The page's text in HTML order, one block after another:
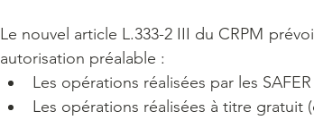
Le nouvel article L.333-2 III du CRPM
autorisation préalable :
Les opérations réalisées par les
Les opérations réalisées à titre gratuit